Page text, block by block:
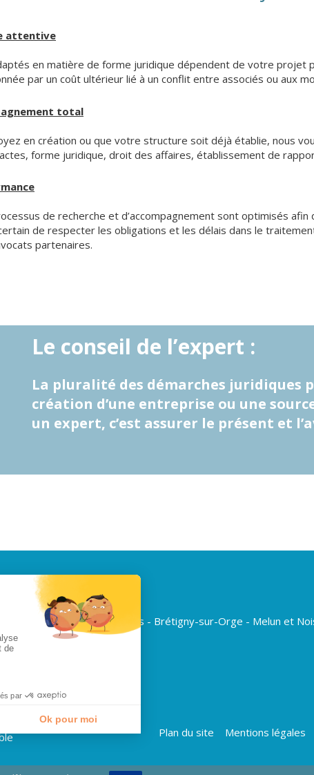
attentive
en matière de forme juridique dépendent de votre
par un coût ultérieur lié à un conflit entre associés ou aux
total
en création ou que votre structure soit déjà établie, nous
forme juridique, droit des affaires, établissement de
de recherche et d’accompagnement sont optimisés
de respecter les obligations et les délais dans le
partenaires.
Le conseil de l’expert :
La pluralité des démarches juridiques
création d’une entreprise ou une
un expert, c’est assurer le présent et
d'expertise comptable à Paris - Brétigny-sur-Orge - Melun et
le cabinet
- Expertise
Plan du site Mentions légales